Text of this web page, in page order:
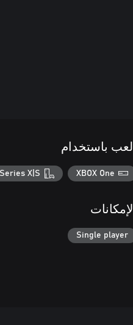
العب باستخدام
XBOX One
X|S
الإمكانات
Single player